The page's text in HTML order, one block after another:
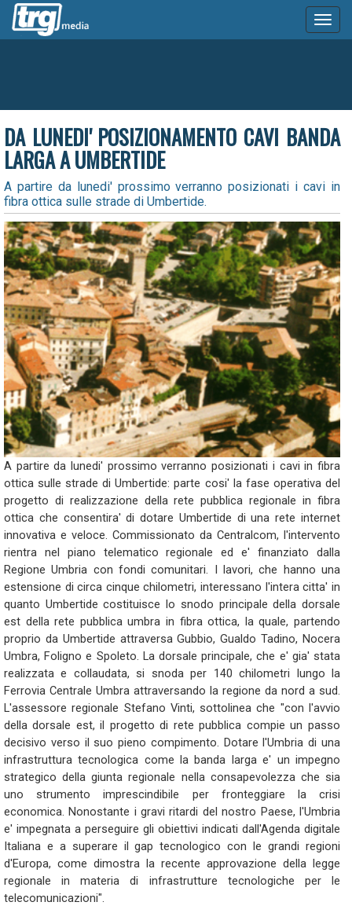
DA LUNEDI' POSIZIONAMENTO CAVI BANDA
LARGA A UMBERTIDE
A partire da lunedi' prossimo verranno posizionati i cavi in
fibra ottica sulle strade di Umbertide.
A partire da lunedi' prossimo verranno posizionati i cavi in fibra
ottica sulle strade di Umbertide: parte cosi' la fase operativa del
progetto di realizzazione della rete pubblica regionale in fibra
ottica che consentira' di dotare Umbertide di una rete internet
innovativa e veloce. Commissionato da Centralcom, l'intervento
rientra nel piano telematico regionale ed e' finanziato dalla
Regione Umbria con fondi comunitari. I lavori, che hanno una
estensione di circa cinque chilometri, interessano l'intera citta' in
quanto Umbertide costituisce lo snodo principale della dorsale
est della rete pubblica umbra in fibra ottica, la quale, partendo
proprio da Umbertide attraversa Gubbio, Gualdo Tadino, Nocera
Umbra, Foligno e Spoleto. La dorsale principale, che e' gia' stata
realizzata e collaudata, si snoda per 140 chilometri lungo la
Ferrovia Centrale Umbra attraversando la regione da nord a sud.
L'assessore regionale Stefano Vinti, sottolinea che "con l'avvio
della dorsale est, il progetto di rete pubblica compie un passo
decisivo verso il suo pieno compimento. Dotare l'Umbria di una
infrastruttura tecnologica come la banda larga e' un impegno
strategico della giunta regionale nella consapevolezza che sia
uno strumento imprescindibile per fronteggiare la crisi
economica. Nonostante i gravi ritardi del nostro Paese, l'Umbria
e' impegnata a perseguire gli obiettivi indicati dall'Agenda digitale
Italiana e a superare il gap tecnologico con le grandi regioni
d'Europa, come dimostra la recente approvazione della legge
regionale in materia di infrastrutture tecnologiche per le
telecomunicazioni".